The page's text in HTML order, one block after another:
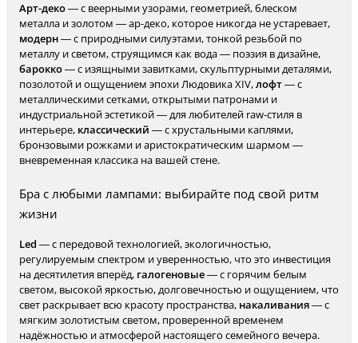
Арт-деко— с веерными узорами, геометрией, блеском
металла и золотом — ар-деко, которое никогда не устаревает,
модерн— с природными силуэтами, тонкой резьбой по
металлу и светом, струящимся как вода — поэзия в дизайне,
барокко— с изящными завитками, скульптурными деталями,
позолотой и ощущением эпохи Людовика XIV,лофт— с
металлическими сетками, открытыми патронами и
индустриальной эстетикой — для любителей raw-стиля в
интерьере, классический — с хрустальными каплями,
бронзовыми рожками и аристократическим шармом —
вневременная классика на вашей стене.
Бра с любыми лампами: выбирайте под свой ритм
жизни
Led — с передовой технологией, экологичностью,
регулируемым спектром и уверенностью, что это инвестиция
на десятилетия вперёд, галогеновые— с горячим белым
светом, высокой яркостью, долговечностью и ощущением, что
свет раскрывает всю красоту пространства, накаливания— с
мягким золотистым светом, проверенной временем
надёжностью и атмосферой настоящего семейного вечера.